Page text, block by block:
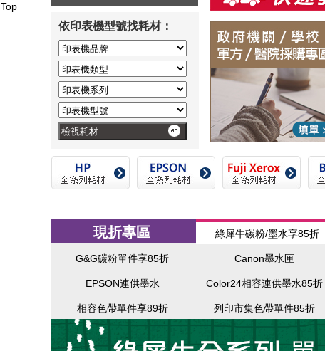
Top
牌
碳
粉
匣
、
水
匣
、
依印表機型號找耗材：
現折專區 綠犀牛碳粉/墨水享85折
G&G碳粉單件享85折 Canon墨水匣
EPSON連供墨水 Color24相容連供墨水85折
相容色帶單件享89折 列印市集色帶單件85折